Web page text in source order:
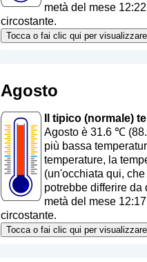
metà del mese
circostante.
Tocca o fai clic qui per
Agosto
Il tipico (normale)
Agosto è 31.6 ℃
più bassa
temperature, la
(un'occhiata qui,
potrebbe differire
metà del mese
circostante.
Tocca o fai clic qui per